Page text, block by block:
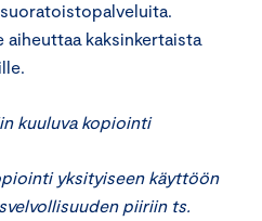
kaksinkertaista
kuuluva kopiointi
yksityiseen käyttöön
piiriin ts.